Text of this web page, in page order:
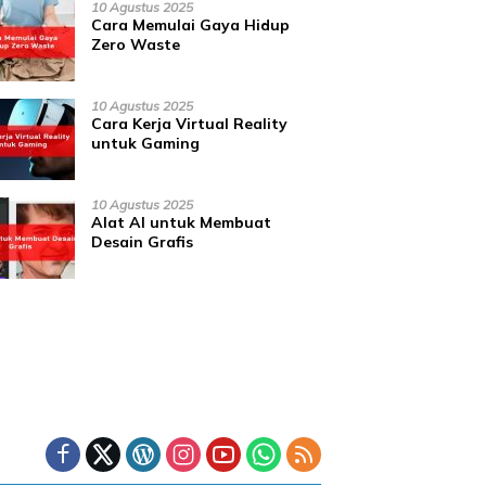
10 Agustus 2025
Cara Memulai Gaya Hidup
Zero Waste
10 Agustus 2025
Cara Kerja Virtual Reality
untuk Gaming
10 Agustus 2025
Alat AI untuk Membuat
Desain Grafis